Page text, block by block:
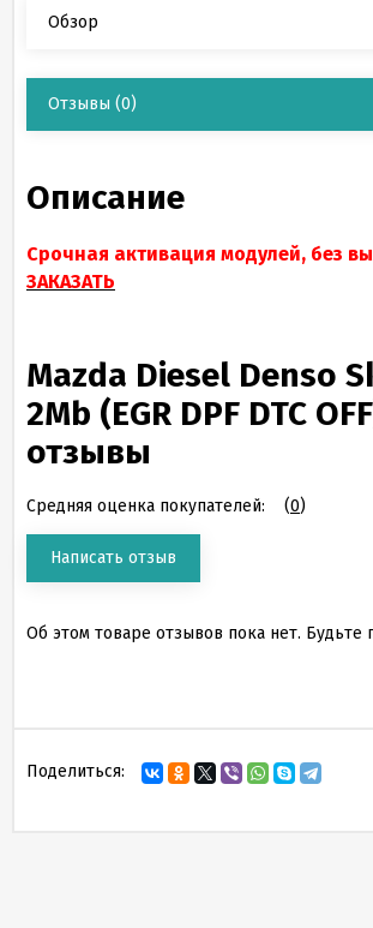
Обзор
Отзывы (0)
Описание
Срочная активация модулей, без
ЗАКАЗАТЬ
Mazda Diesel Denso
2Mb (EGR DPF DTC
отзывы
Средняя оценка покупателей: (0)
Написать отзыв
Об этом товаре отзывов пока нет. Будьте
Поделиться: